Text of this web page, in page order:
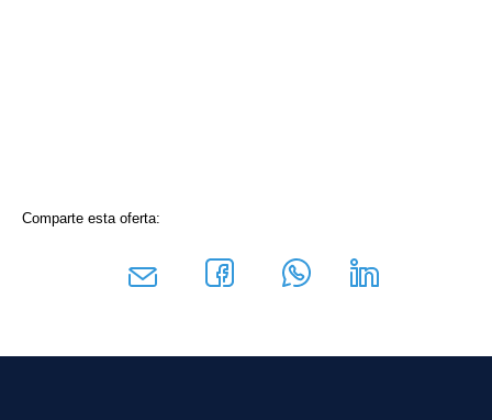
Comparte esta oferta: